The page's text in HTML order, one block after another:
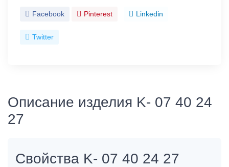
Facebook Pinterest Linkedin
Twitter
Описание изделия K- 07 40 24
27
Свойства K- 07 40 24 27